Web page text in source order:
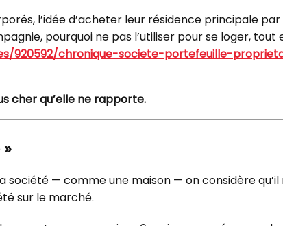
l’idée d’acheter leur résidence principale
pourquoi ne pas l’utiliser pour se loger,
920592/chronique-societe-portefeuille-
cher qu’elle ne rapporte.
société — comme une maison — on considère
sur le marché.